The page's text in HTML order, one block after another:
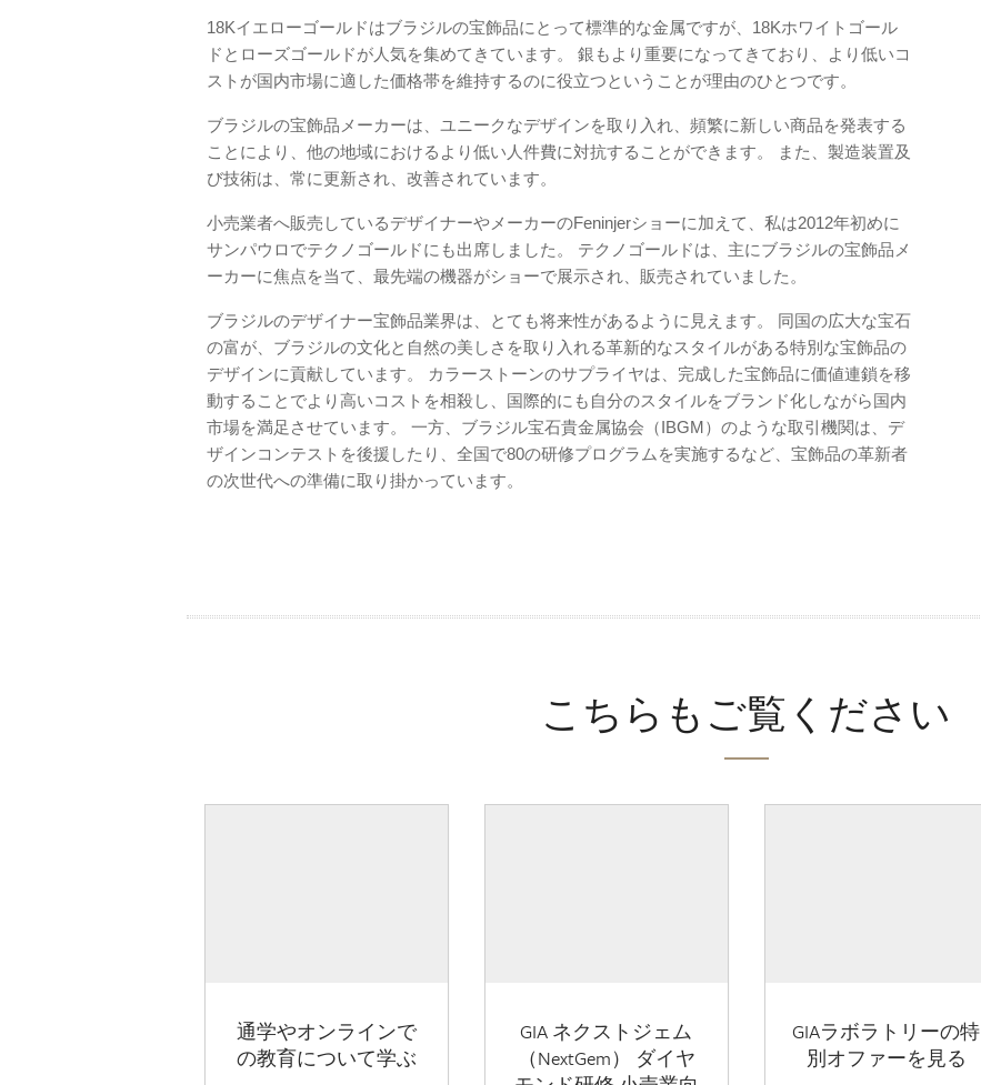
18Kイエローゴールドはブラジルの宝飾品にとって標準的な金属ですが、18Kホワイトゴール
ドとローズゴールドが人気を集めてきています。 銀もより重要になってきており、より低いコ
ストが国内市場に適した価格帯を維持するのに役立つということが理由のひとつです。
ブラジルの宝飾品メーカーは、ユニークなデザインを取り入れ、頻繁に新しい商品を発表する
ことにより、他の地域におけるより低い人件費に対抗することができます。 また、製造装置及
び技術は、常に更新され、改善されています。
小売業者へ販売しているデザイナーやメーカーのFeninjerショーに加えて、私は2012年初めに
サンパウロでテクノゴールドにも出席しました。 テクノゴールドは、主にブラジルの宝飾品メ
ーカーに焦点を当て、最先端の機器がショーで展示され、販売されていました。
ブラジルのデザイナー宝飾品業界は、とても将来性があるように見えます。 同国の広大な宝石
の富が、ブラジルの文化と自然の美しさを取り入れる革新的なスタイルがある特別な宝飾品の
デザインに貢献しています。 カラーストーンのサプライヤは、完成した宝飾品に価値連鎖を移
動することでより高いコストを相殺し、国際的にも自分のスタイルをブランド化しながら国内
市場を満足させています。 一方、ブラジル宝石貴金属協会（IBGM）のような取引機関は、デ
ザインコンテストを後援したり、全国で80の研修プログラムを実施するなど、宝飾品の革新者
の次世代への準備に取り掛かっています。
こちらもご覧ください
通学やオンラインで
の教育について学ぶ
GIA ネクストジェム
（NextGem） ダイヤ
GIAラボラトリーの特
別オファーを見る